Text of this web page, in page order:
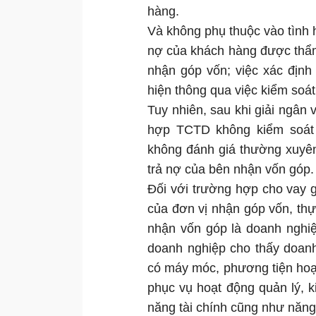
hàng.
Và không phụ thuộc vào tình
nợ của khách hàng được
nhận góp vốn; việc xác
hiện thông qua việc kiểm
Tuy nhiên, sau khi giải ngân
hợp TCTD không kiểm
không đánh giá thường
trả nợ của bên nhận vốn góp.
Đối với trường hợp cho vay
của đơn vị nhận góp vốn,
nhận vốn góp là doanh
doanh nghiệp cho thấy
có máy móc, phương tiện
phục vụ hoạt động quản lý,
năng tài chính cũng như